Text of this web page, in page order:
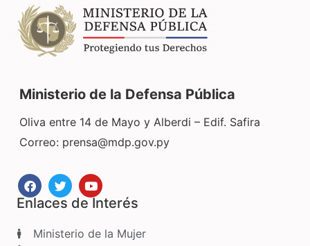
Ministerio de la Defensa Pública
Oliva entre 14 de Mayo y Alberdi – Edif. Safira
Correo: prensa@mdp.gov.py
Enlaces de Interés
Ministerio de la Mujer